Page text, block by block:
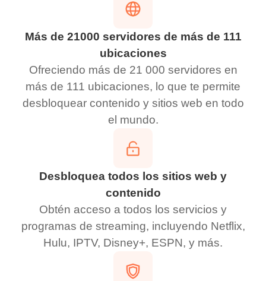
Más de 21000 servidores de más de 111
ubicaciones
Ofreciendo más de 21 000 servidores en
más de 111 ubicaciones, lo que te permite
desbloquear contenido y sitios web en todo
el mundo.
Desbloquea todos los sitios web y
contenido
Obtén acceso a todos los servicios y
programas de streaming, incluyendo Netflix,
Hulu, IPTV, Disney+, ESPN, y más.